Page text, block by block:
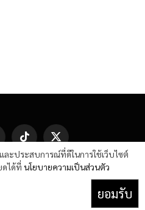
TikTok
X
(Twitter)
ะประสบการณ์ที่ดีในการใช้เว็บไซต์
ได้ที่ นโยบายความเป็นส่วนตัว
ยอมรับ